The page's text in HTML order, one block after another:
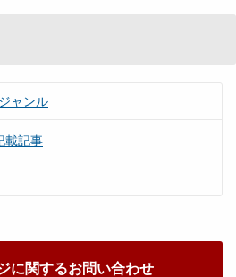
ャンル
載記事
に関するお問い合わせ